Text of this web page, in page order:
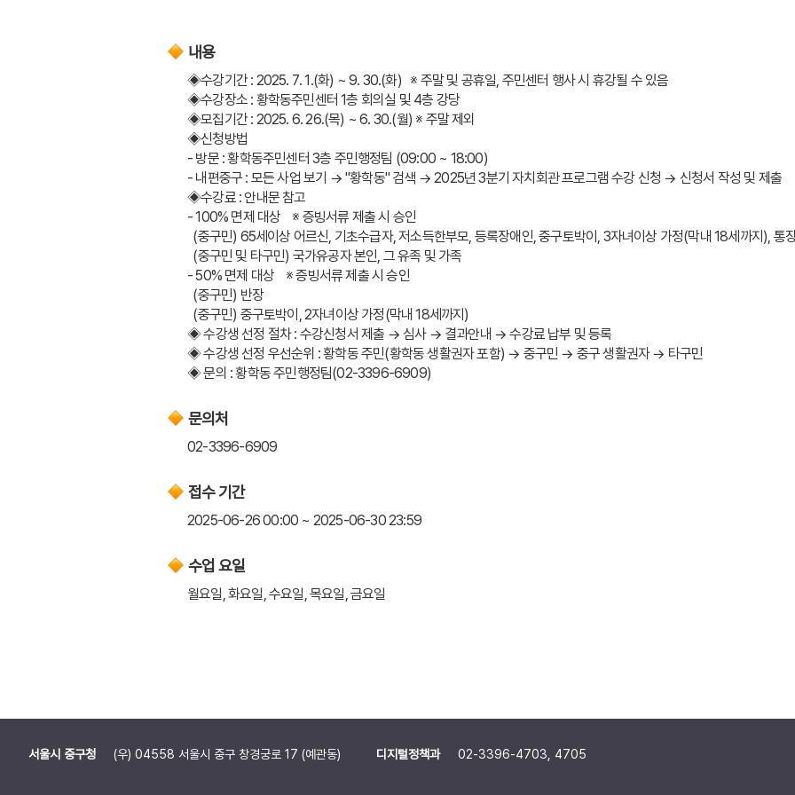
내용
◈수강기간 : 2025. 7. 1.(화) ~ 9. 30.(화)   ※ 주말 및 공휴일, 주민센터 행사 시 휴강될 수 있음
◈수강장소 : 황학동주민센터 1층 회의실 및 4층 강당
◈모집기간 : 2025. 6. 26.(목) ~ 6. 30.(월) ※ 주말 제외
◈신청방법
- 방문 : 황학동주민센터 3층 주민행정팀 (09:00 ~ 18:00)
- 내편중구 : 모든 사업 보기 → "황학동" 검색 → 2025년 3분기 자치회관 프로그램 수강 신청 → 신청서 작성 및 제출
◈수강료 : 안내문 참고
- 100% 면제 대상    ※ 증빙서류 제출 시 승인
(중구민) 65세이상 어르신, 기초수급자, 저소득한부모, 등록장애인, 중구토박이, 3자녀이상 가정(막내 18세까지), 통
  (중구민 및 타구민) 국가유공자 본인, 그 유족 및 가족
- 50% 면제 대상    ※ 증빙서류 제출 시 승인
  (중구민) 반장
  (중구민) 중구토박이, 2자녀이상 가정(막내 18세까지)
◈ 수강생 선정 절차 : 수강신청서 제출 → 심사 → 결과안내 → 수강료 납부 및 등록
◈ 수강생 선정 우선순위 : 황학동 주민(황학동 생활권자 포함) → 중구민 → 중구 생활권자 → 타구민
◈ 문의 : 황학동 주민행정팀(02-3396-6909)
문의처
02-3396-6909
접수 기간
2025-06-26 00:00 ~ 2025-06-30 23:59
수업 요일
월요일, 화요일, 수요일, 목요일, 금요일
서울시 중구청 (우) 04558 서울시 중구 창경궁로 17 (예관동) 디지털정책과 02-3396-4703, 4705